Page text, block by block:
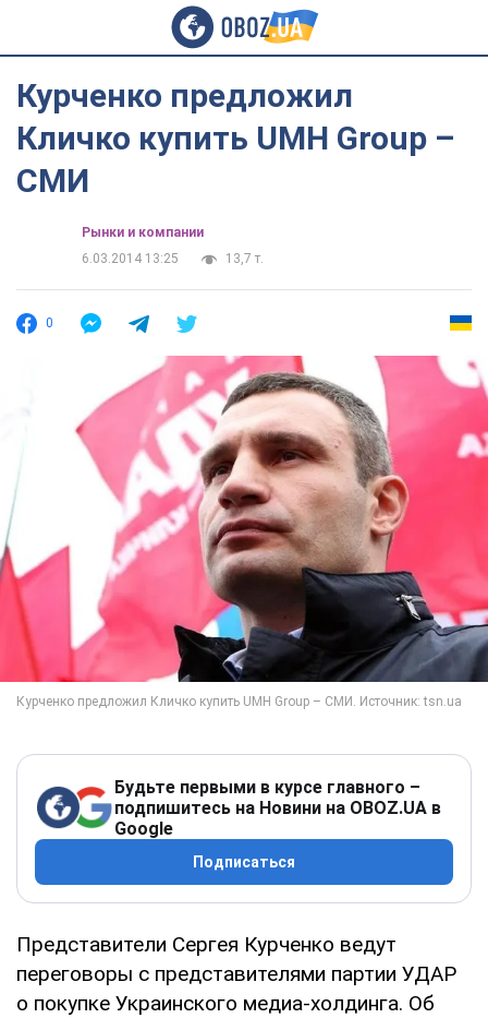
Курченко предложил
Кличко купить UMH Group –
СМИ
Рынки и компании
6.03.2014 13:25
13,7 т.
0
Будьте первыми в курсе главного –
подпишитесь на Новини на OBOZ.UA в
Google
Подписаться
Представители Сергея Курченко ведут
переговоры с представителями партии УДАР
о покупке Украинского медиа-холдинга. Об